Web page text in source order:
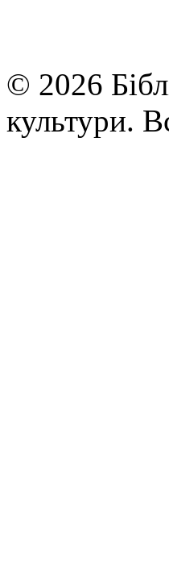
© 2026
культури.